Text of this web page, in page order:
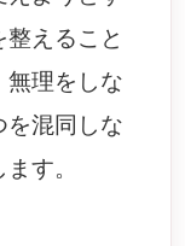
えること
無理をしな
を混同しな
す。